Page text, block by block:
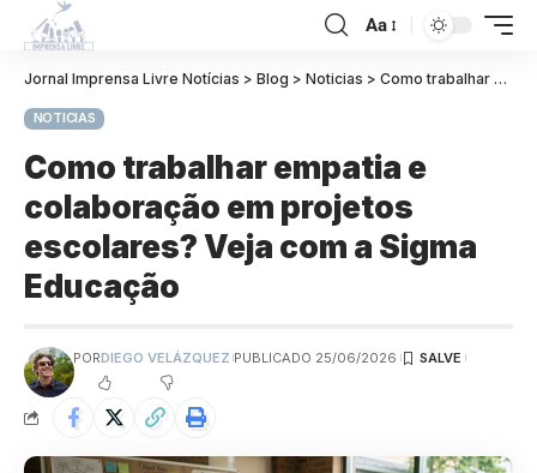
Aa
Jornal Imprensa Livre Notícias > Blog > Noticias > Como trabalhar empatia e colaboração em projetos escolares? Veja com a Sigma Educação
NOTICIAS
Como trabalhar empatia e
colaboração em projetos
escolares? Veja com a Sigma
Educação
PORDIEGO VELÁZQUEZ PUBLICADO 25/06/2026